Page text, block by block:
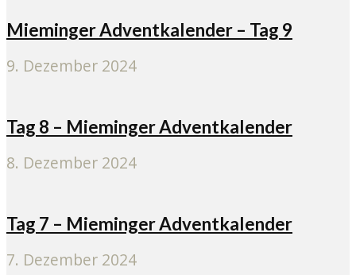
Mieminger Adventkalender – Tag 9
9. Dezember 2024
Tag 8 – Mieminger Adventkalender
8. Dezember 2024
Tag 7 – Mieminger Adventkalender
7. Dezember 2024